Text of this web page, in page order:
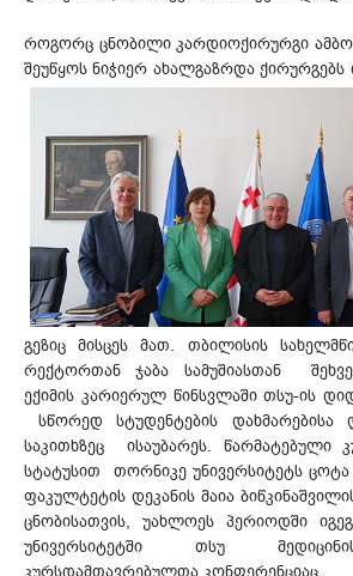
როგორც ცნობილი კარდიოქირურგი
შეუწყოს ნიჭიერ ახალგაზრდა ქირურგებს
გეზიც მისცეს მათ. თბილისის
რექტორთან ჯაბა სამუშიასთან
ექიმის კარიერულ წინსვლაში თსუ-ის
სწორედ სტუდენტების დახმარებისა
საკითხზეც ისაუბარეს. წარმატებული
სტატუსით თორნიკე უნივერსიტეტს ცოტა
ფაკულტეტის დეკანის მაია
ცნობისათვის, უახლოეს პერიოდში
უნივერსიტეტში თსუ
კურსდამთავრებულთა კონფერენციაც.